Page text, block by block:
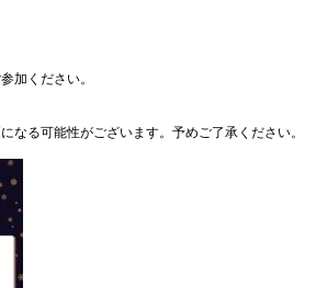
加ください。
る可能性がございます。予めご了承ください。